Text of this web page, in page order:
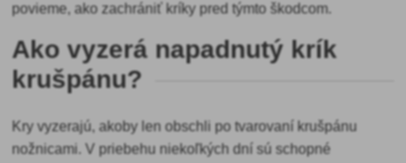
povieme, ako zachrániť kríky pred týmto škodcom.
Ako vyzerá napadnutý krík
krušpánu?
Kry vyzerajú, akoby len obschli po tvarovaní krušpánu
nožnicami. V priebehu niekoľkých dní sú schopné